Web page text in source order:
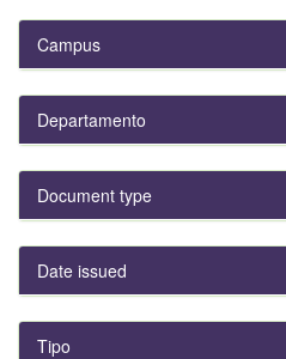
Campus
Departamento
Document type
Date issued
Tipo